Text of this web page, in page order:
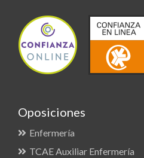
Oposiciones
Enfermería
TCAE Auxiliar Enfermería